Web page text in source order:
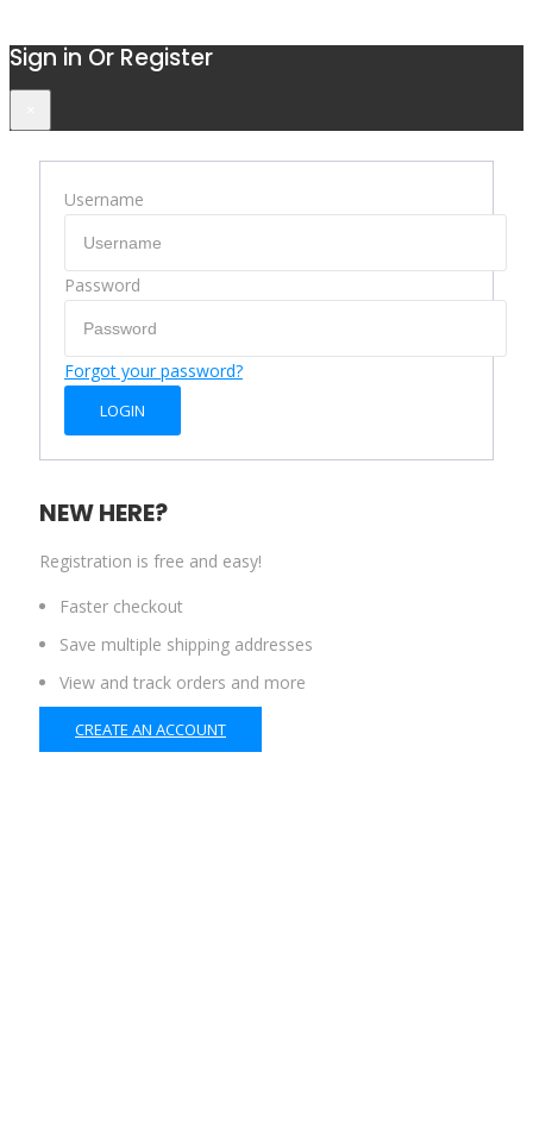
Sign in Or Register
Username
Password
Forgot your password?
NEW HERE?
Registration is free and easy!
Faster checkout
Save multiple shipping addresses
View and track orders and more
CREATE AN ACCOUNT